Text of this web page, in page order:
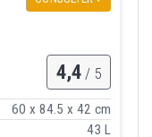
4,4 / 5
60 x 84.5 x 42 cm
43 L